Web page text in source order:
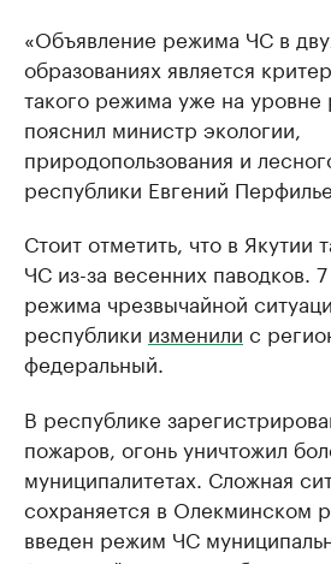
«Объявление режима ЧС в
образованиях является
такого режима уже на уровне
пояснил министр экологии,
природопользования и
республики Евгений
Стоит отметить, что в Якутии
ЧС из-за весенних паводков.
режима чрезвычайной
республики изменили с
федеральный.
В республике
пожаров, огонь уничтожил
муниципалитетах. Сложная
сохраняется в Олекминском
введен режим ЧС